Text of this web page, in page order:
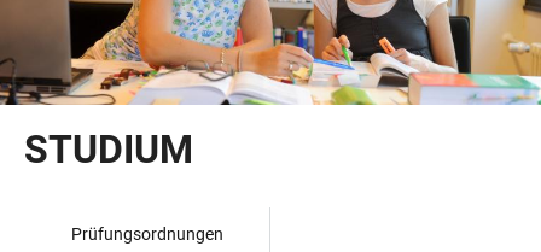
STUDIUM
Prüfungsordnungen